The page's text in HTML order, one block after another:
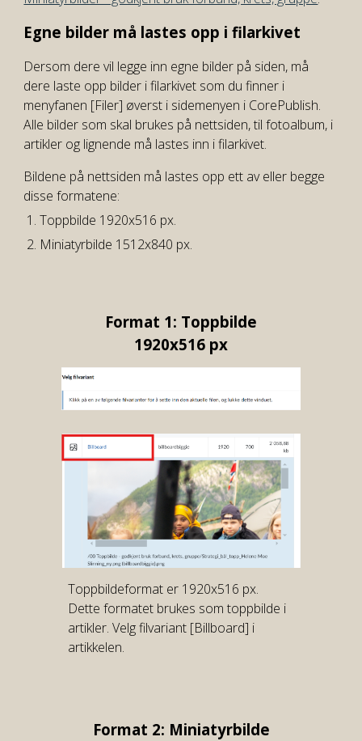
Egne bilder må lastes opp i filarkivet
Dersom dere vil legge inn egne bilder på siden, må
dere laste opp bilder i filarkivet som du finner i
menyfanen [Filer] øverst i sidemenyen i CorePublish.
Alle bilder som skal brukes på nettsiden, til fotoalbum, i
artikler og lignende må lastes inn i filarkivet.
Bildene på nettsiden må lastes opp ett av eller begge
disse formatene:
Toppbilde 1920x516 px.
Miniatyrbilde 1512x840 px.
Format 1: Toppbilde
1920x516 px
Toppbildeformat er 1920x516 px.
Dette formatet brukes som toppbilde i
artikler. Velg filvariant [Billboard] i
artikkelen.
Format 2: Miniatyrbilde